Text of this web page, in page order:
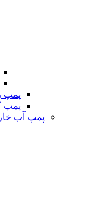
پمپ
پمپ
پمپ آب